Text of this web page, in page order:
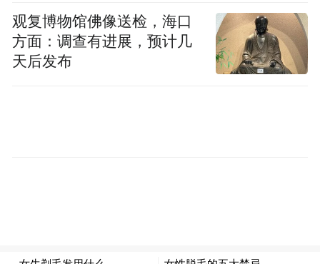
化为主题，以乡村生活环境为基底，突出沉
浸式体验，注入鲁西记忆、美食部落、鲁西
民宿等业态，将文化园打造成为独具特色的
观复博物馆佛像送检，海口
方面：调查有进展，预计几
天后发布